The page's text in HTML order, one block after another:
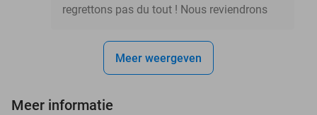
regrettons pas du tout ! Nous reviendrons
Meer weergeven
Meer informatie